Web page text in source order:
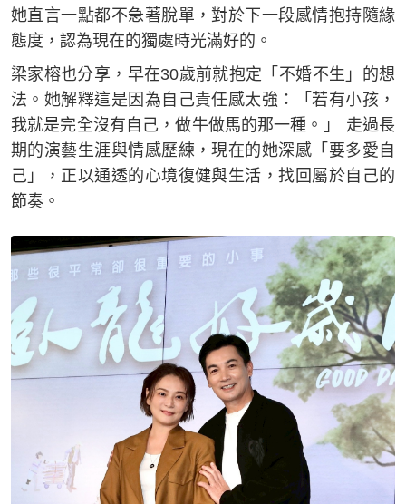
她直言一點都不急著脫單，對於下一段感情抱持隨緣
態度，認為現在的獨處時光滿好的。
梁家榕也分享，早在30歲前就抱定「不婚不生」的想
法。她解釋這是因為自己責任感太強：「若有小孩，
我就是完全沒有自己，做牛做馬的那一種。」 走過長
期的演藝生涯與情感歷練，現在的她深感「要多愛自
己」，正以通透的心境復健與生活，找回屬於自己的
節奏。